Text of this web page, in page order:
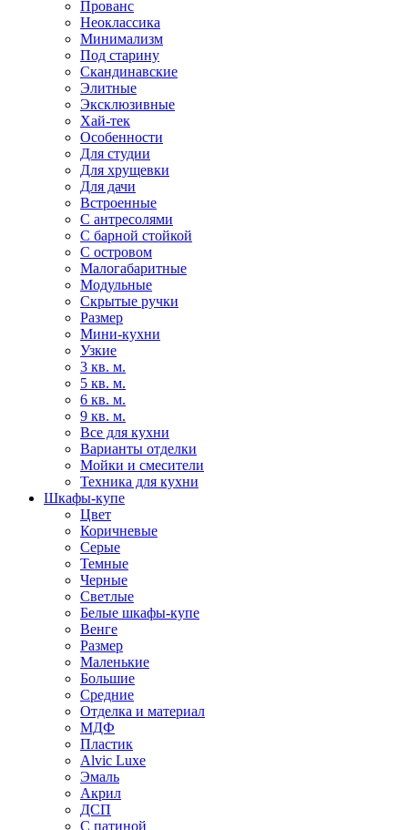
Прованс
Неоклассика
Минимализм
Под старину
Скандинавские
Элитные
Эксклюзивные
Хай-тек
Особенности
Для студии
Для хрущевки
Для дачи
Встроенные
С антресолями
С барной стойкой
С островом
Малогабаритные
Модульные
Скрытые ручки
Размер
Мини-кухни
Узкие
3 кв. м.
5 кв. м.
6 кв. м.
9 кв. м.
Все для кухни
Варианты отделки
Мойки и смесители
Техника для кухни
Шкафы-купе
Цвет
Коричневые
Серые
Темные
Черные
Светлые
Белые шкафы-купе
Венге
Размер
Маленькие
Большие
Средние
Отделка и материал
МДФ
Пластик
Alvic Luxe
Эмаль
Акрил
ДСП
С патиной